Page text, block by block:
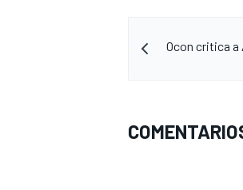
Ocon critica